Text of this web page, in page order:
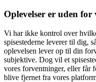
Oplevelser er uden
Vi har ikke kontrol over
spisestederne leverer til dig,
oplevelsen lever op til din
subjektive. Dog vil et
vores forventninger, eller får
blive fjernet fra vores